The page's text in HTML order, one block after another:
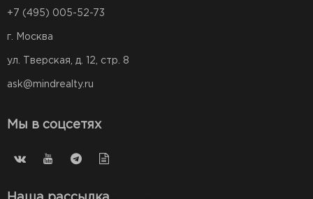
+7 (495) 005-52-73
г. Москва
ул. Тверская, д. 12, стр. 8
ask@mindrealty.ru
Мы в соцсетях